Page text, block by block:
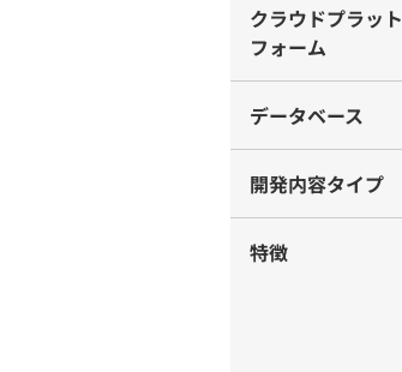
クラウドプラット
フォーム
データベース
開発内容タイプ
特徴